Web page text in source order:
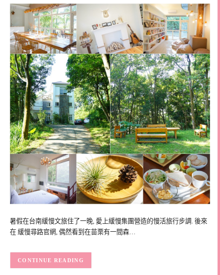
暑假在台南緩慢文旅住了一晚, 愛上緩慢集團營造的慢活旅行步調. 後來
在 緩慢尋路官網, 偶然看到在苗栗有一間森…
CONTINUE READING